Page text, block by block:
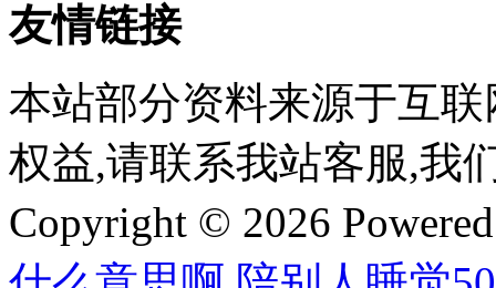
友情链接
本站部分资料来源于互
权益,请联系我站客服,我
Copyright © 2026